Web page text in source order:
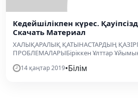
Кедейшілікпен күрес.
Скачать Материал
ХАЛЫҚАРАЛЫҚ ҚАТЫНАСТАРДЫҢ
ПРОБЛЕМАЛАРЫБіріккен Ұлттар
14 қаңтар 2019•Білім